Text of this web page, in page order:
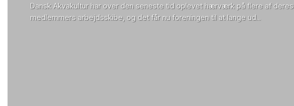
Dansk Akvakultur har over den seneste tid oplevet hærværk på flere af deres
medlemmers arbejdsskibe, og det får nu foreningen til at lange ud...